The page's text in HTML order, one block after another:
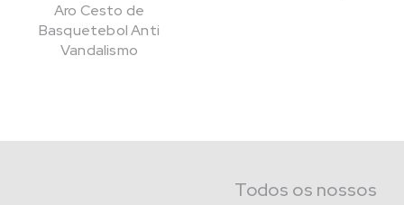
Aro Cesto de
Basquetebol Anti
Vandalismo
Todos os nossos